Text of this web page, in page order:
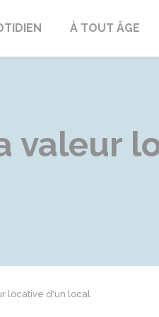
À TOUT ÂGE
valeur
locative d'un local